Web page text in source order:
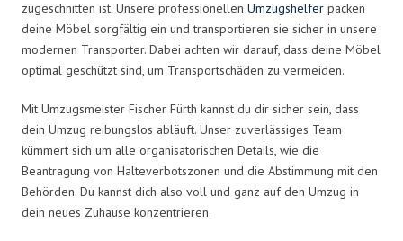
zugeschnitten ist. Unsere professionellen Umzugshelfer packen
deine Möbel sorgfältig ein und transportieren sie sicher in unsere
modernen Transporter. Dabei achten wir darauf, dass deine Möbel
optimal geschützt sind, um Transportschäden zu vermeiden.
Mit Umzugsmeister Fischer Fürth kannst du dir sicher sein, dass
dein Umzug reibungslos abläuft. Unser zuverlässiges Team
kümmert sich um alle organisatorischen Details, wie die
Beantragung von Halteverbotszonen und die Abstimmung mit den
Behörden. Du kannst dich also voll und ganz auf den Umzug in
dein neues Zuhause konzentrieren.